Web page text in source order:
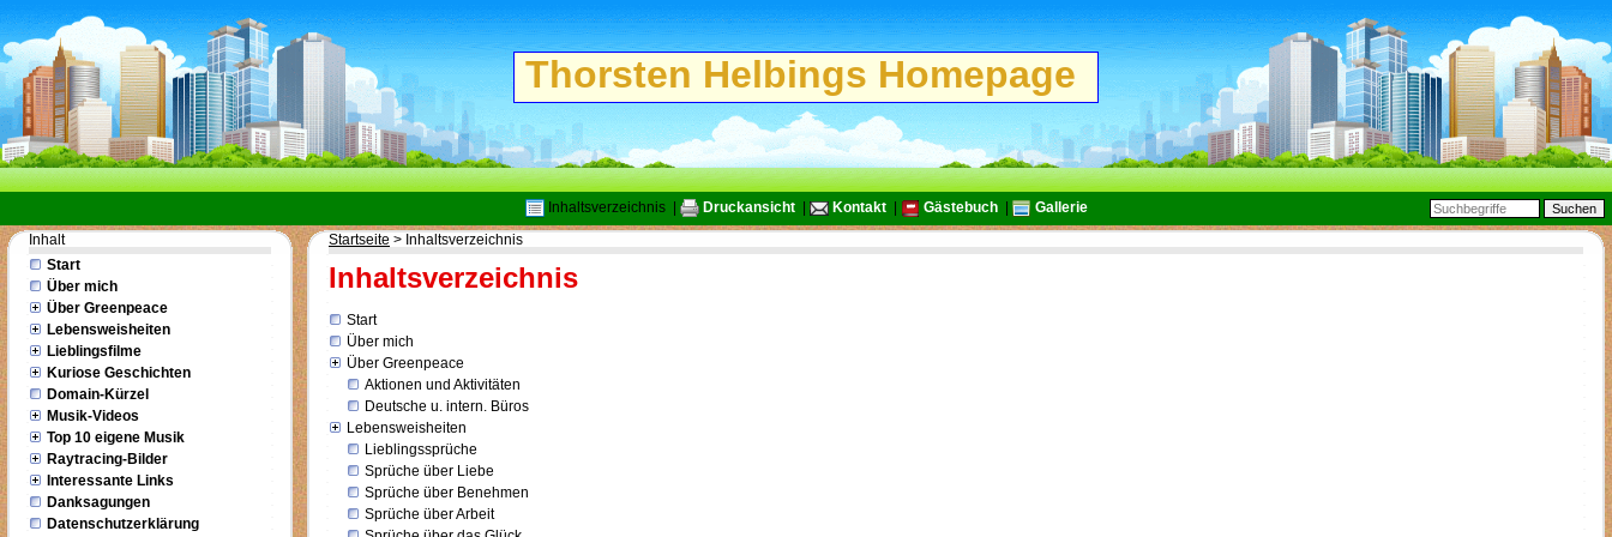
Thorsten Helbings Homepage
Inhaltsverzeichnis | Druckansicht| Kontakt| Gästebuch|
Gallerie
Inhalt
Start
Über mich
Über Greenpeace
Lebensweisheiten
Lieblingsfilme
Kuriose Geschichten
Domain-Kürzel
Musik-Videos
Top 10 eigene Musik
Raytracing-Bilder
Interessante Links
Danksagungen
Datenschutzerklärung
Startseite > Inhaltsverzeichnis
Inhaltsverzeichnis
Start
Über mich
Über Greenpeace
Aktionen und Aktivitäten
Deutsche u. intern. Büros
Lebensweisheiten
Lieblingssprüche
Sprüche über Liebe
Sprüche über Benehmen
Sprüche über Arbeit